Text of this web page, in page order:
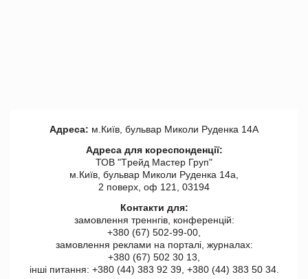
Адреса: м.Київ, бульвар Миколи Руденка 14А
Адреса для кореспонденції:
ТОВ "Tрейд Мастер Груп"
м.Київ, бульвар Миколи Руденка 14а,
2 поверх, оф 121, 03194
Контакти для:
замовлення треннгів, конференцій:
+380 (67) 502-99-00,
замовлення реклами на порталі, журналах:
+380 (67) 502 30 13,
інші питання: +380 (44) 383 92 39, +380 (44) 383 50 34.